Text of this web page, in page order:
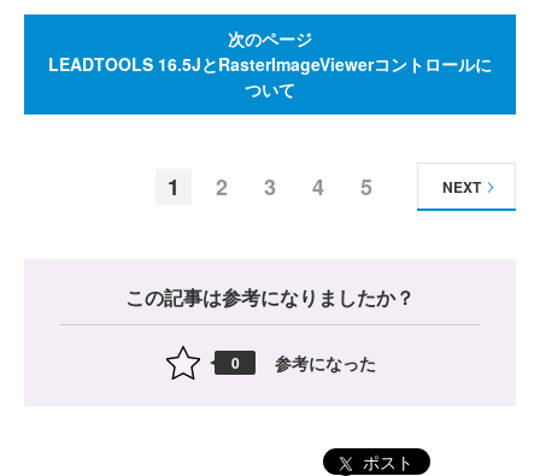
次のページ
LEADTOOLS 16.5JとRasterImageViewerコントロールに
ついて
1 2 3 4 5 NEXT
この記事は参考になりましたか？
0 参考になった
ポスト